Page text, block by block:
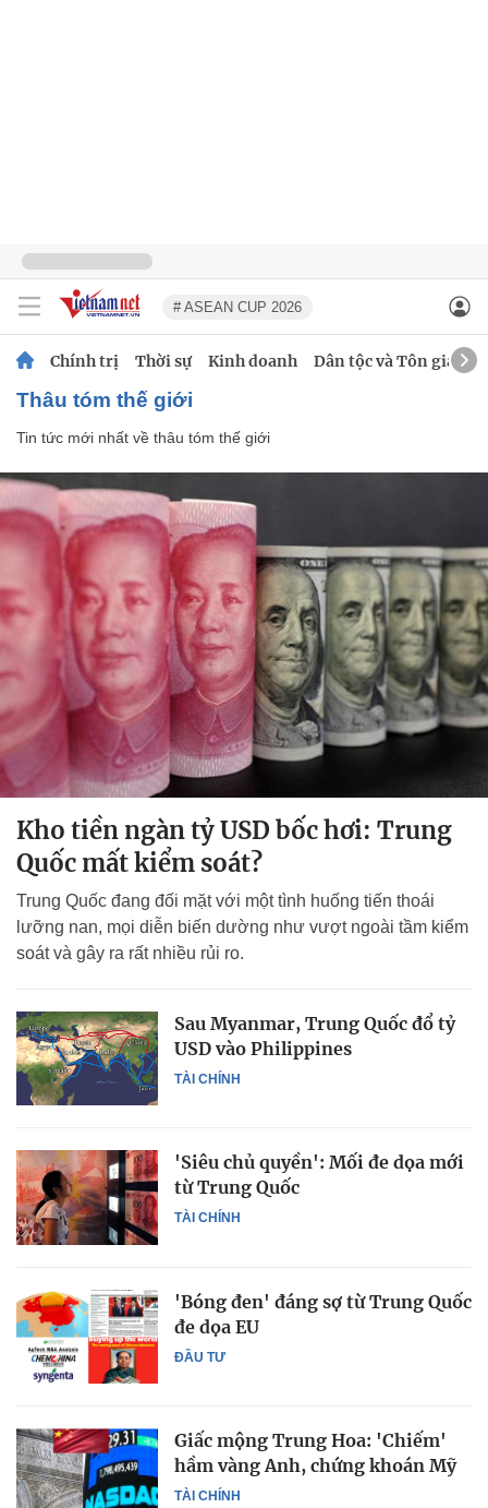
# ASEAN CUP 2026
Chính trị Thời sự Kinh doanh Dân tộc và Tôn giáo
thâu tóm thế giới
Tin tức mới nhất về thâu tóm thế giới
Kho tiền ngàn tỷ USD bốc hơi: Trung
Quốc mất kiểm soát?
Trung Quốc đang đối mặt với một tình huống tiến thoái
lưỡng nan, mọi diễn biến dường như vượt ngoài tầm kiểm
soát và gây ra rất nhiều rủi ro.
TÀI CHÍNH
Sau Myanmar, Trung Quốc đổ tỷ
USD vào Philippines
TÀI CHÍNH
'Siêu chủ quyền': Mối đe dọa mới
từ Trung Quốc
ĐẦU TƯ
'Bóng đen' đáng sợ từ Trung Quốc
đe dọa EU
TÀI CHÍNH
Giấc mộng Trung Hoa: 'Chiếm'
hầm vàng Anh, chứng khoán Mỹ